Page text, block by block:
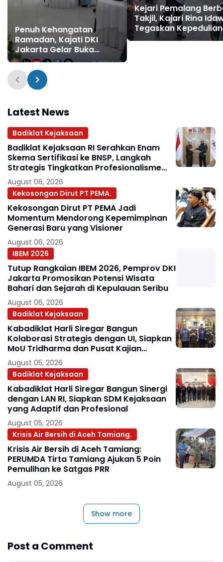
Penuh Kehangatan
Ramadan, Kajati DKI
Jakarta Gelar Buka
Puasa Bersama dan
Siraman Rohani
Kejari Pemalang
Takjil, Kajari Rina
Tegaskan Kepedulian
Sosial
Latest News
Badiklat Kejaksaan
Badiklat Kejaksaan RI Serahkan Enam
Skema Sertifikasi ke BNSP, Langkah
Strategis Tingkatkan Profesionalisme
Jaksa
August 06, 2026
Kekosongan Dirut PT PEMA.
Kekosongan Dirut PT PEMA Jadi
Momentum Mendorong Kepemimpinan
Generasi Baru yang Visioner
August 06, 2026
IBEM 2026
Tutup Rangkaian IBEM 2026, Pemprov DKI
Jakarta Promosikan Potensi Wisata
Bahari dan Sejarah di Kepulauan Seribu
August 06, 2026
Badiklat Kejaksaan
Kabadiklat Harli Siregar Bangun
Kolaborasi Strategis dengan UI, Siapkan
MoU Tridharma dan Pusat Kajian
Kejaksaan
August 05, 2026
Badiklat Kejaksaan
Kabadiklat Harli Siregar Bangun Sinergi
dengan LAN RI, Siapkan SDM Kejaksaan
yang Adaptif dan Profesional
August 05, 2026
Krisis Air Bersih di Aceh Tamiang.
Krisis Air Bersih di Aceh Tamiang:
PERUMDA Tirta Tamiang Ajukan 5 Poin
Pemulihan ke Satgas PRR
August 05, 2026
Show more
Post a Comment